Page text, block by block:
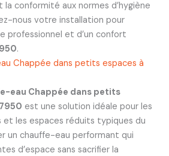
la conformité aux normes d’hygiène
nous votre installation pour
professionnel et d’un confort
.
Chappée dans petits espaces à
eau Chappée dans petits
est une solution idéale pour les
les espaces réduits typiques du
un chauffe-eau performant qui
d’espace sans sacrifier la